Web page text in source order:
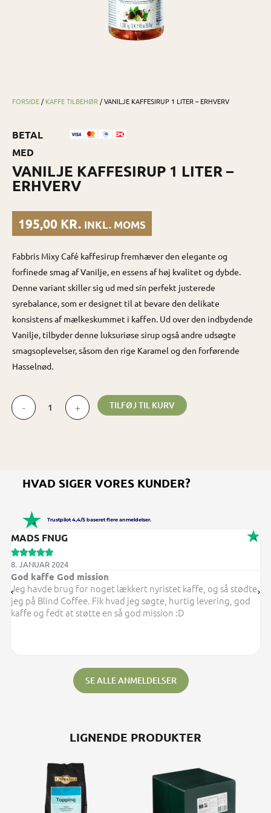
FORSIDE /KAFFE TILBEHØR / VANILJE KAFFESIRUP 1 LITER – ERHVERV
BETAL
MED
VANILJE KAFFESIRUP 1 LITER –
ERHVERV
195,00 KR. INKL. MOMS
Fabbris Mixy Café kaffesirup fremhæver den elegante og
forfinede smag af Vanilje, en essens af høj kvalitet og dybde.
Denne variant skiller sig ud med sin perfekt justerede
syrebalance, som er designet til at bevare den delikate
konsistens af mælkeskummet i kaffen. Ud over den indbydende
Vanilje, tilbyder denne luksuriøse sirup også andre udsøgte
smagsoplevelser, såsom den rige Karamel og den forførende
Hasselnød.
-
Vanilje
kaffesirup
antal
+ TILFØJ TIL KURV
HVAD SIGER VORES KUNDER?
Trustpilot 4,4/5 baseret flere anmeldelser.
MERI

29. DEC. 2023
Bestemt ikke sidste gang jeg handler i…
Bestilte kaffe til firmaet. Samtlige kollegaer var tilfredse med
smagen og aromaen af førerhunden. Kan anbefales til
enhver der søger god og smagfuld kaffe. Ikke sidste gang vi
SE ALLE ANMELDELSER
LIGNENDE PRODUKTER